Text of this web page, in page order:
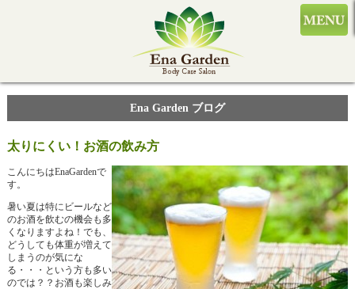
Ena Garden ブログ
太りにくい！お酒の飲み方
こんにちはEnaGardenで
す。
暑い夏は特にビールなど
のお酒を飲むの機会も多
くなりますよね！でも、
どうしても体重が増えて
しまうのが気にな
る・・・という方も多い
のでは？？お酒も楽しみ